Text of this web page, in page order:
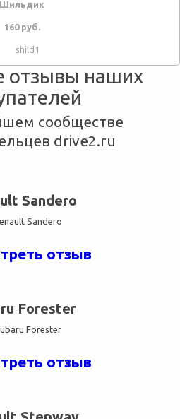
Шильдик
160 руб.
отзывы наших
сообществе
drive2.ru
Sandero
отзыв
Forester
отзыв